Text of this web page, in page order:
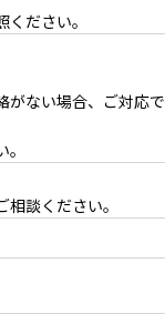
ださい。
がない場合、ご対応で
談ください。